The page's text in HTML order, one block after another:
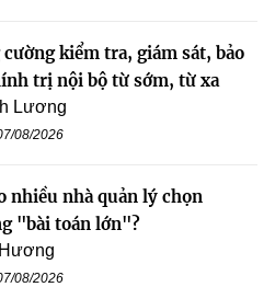
cường kiểm tra, giám sát, bảo
trị nội bộ từ sớm, từ xa
Lương
08/2026
nhiều nhà quản lý chọn
"bài toán lớn"?
08/2026